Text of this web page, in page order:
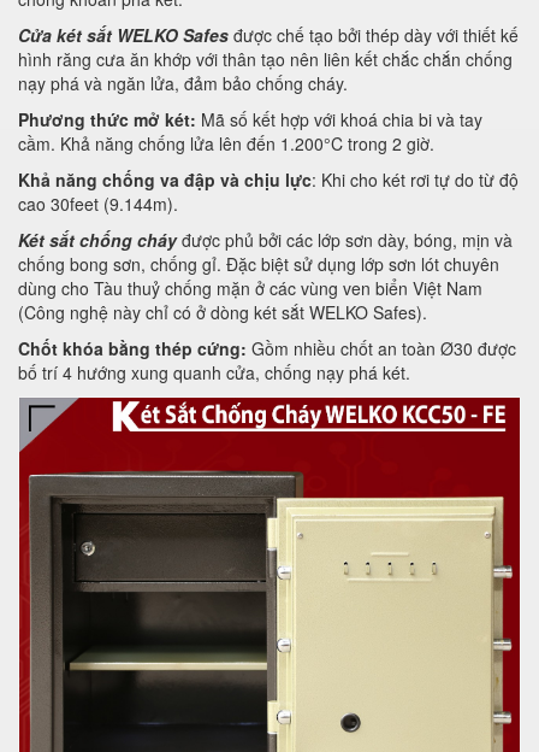
Cửa két sắt WELKO Safes được chế tạo bởi thép dày với thiết kế
hình răng cưa ăn khớp với thân tạo nên liên kết chắc chắn chống
nạy phá và ngăn lửa, đảm bảo chống cháy.
Phương thức mở két: Mã số kết hợp với khoá chia bi và tay
cầm. Khả năng chống lửa lên đến 1.200°C trong 2 giờ.
Khả năng chống va đập và chịu lực: Khi cho két rơi tự do từ độ
cao 30feet (9.144m).
Két sắt chống cháyđược phủ bởi các lớp sơn dày, bóng, mịn và
chống bong sơn, chống gỉ. Đặc biệt sử dụng lớp sơn lót chuyên
dùng cho Tàu thuỷ chống mặn ở các vùng ven biển Việt Nam
(Công nghệ này chỉ có ở dòng két sắt WELKO Safes).
Chốt khóa bằng thép cứng: Gồm nhiều chốt an toàn Ø30 được
bố trí 4 hướng xung quanh cửa, chống nạy phá két.